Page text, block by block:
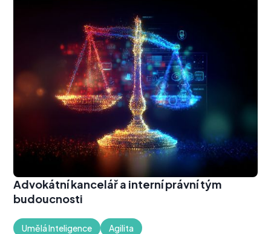
Advokátní kancelář a interní právní tým
budoucnosti
Umělá Inteligence Agilita